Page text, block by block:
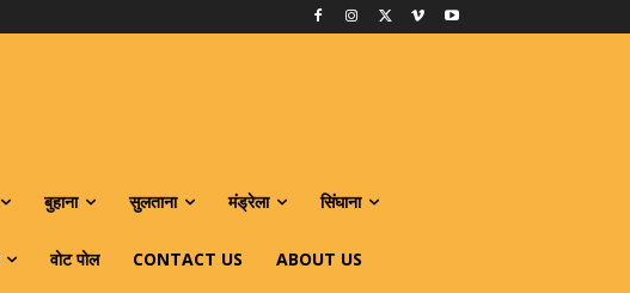
बुहाना सुलताना मंड्रेला सिंघाना
वोट पोल CONTACT US ABOUT US